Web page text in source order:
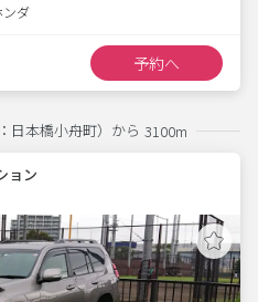
ダ
予約へ
日本橋小舟町）から 3100m
ョン